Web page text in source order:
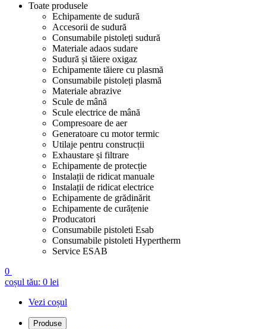
Toate produsele
Echipamente de sudură
Accesorii de sudură
Consumabile pistoleți sudură
Materiale adaos sudare
Sudură și tăiere oxigaz
Echipamente tăiere cu plasmă
Consumabile pistoleți plasmă
Materiale abrazive
Scule de mână
Scule electrice de mână
Compresoare de aer
Generatoare cu motor termic
Utilaje pentru construcții
Exhaustare și filtrare
Echipamente de protecție
Instalații de ridicat manuale
Instalații de ridicat electrice
Echipamente de grădinărit
Echipamente de curățenie
Producatori
Consumabile pistoleti Esab
Consumabile pistoleti Hypertherm
Service ESAB
0
coșul tău: 0 lei
Vezi coșul
Produse